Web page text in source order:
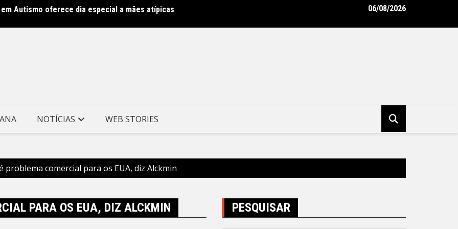
Autismo oferece dia especial a mães atípicas
Clin moderniza uniformes e reforça cuidado com a saúde dos garis –
06/08/2026
NOTÍCIAS WEB STORIES
problema comercial para os EUA, diz Alckmin
PARA OS EUA, DIZ ALCKMIN PESQUISAR